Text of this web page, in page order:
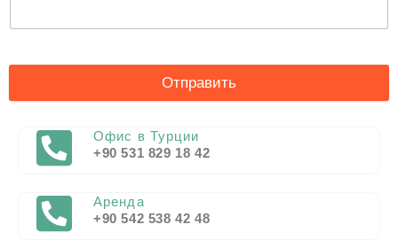
Отправить
Офис в Турции
+90 531 829 18 42
Аренда
+90 542 538 42 48